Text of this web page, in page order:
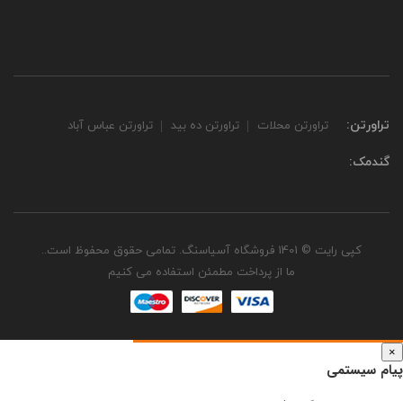
تراورتن: تراورتن محلات تراورتن ده بید تراورتن عباس آباد
گندمک:
کپی رایت © 1401 فروشگاه آسیاسنگ. تمامی حقوق محفوظ است..
ما از پرداخت مطمئن استفاده می کنیم
×
پیام سیستمی